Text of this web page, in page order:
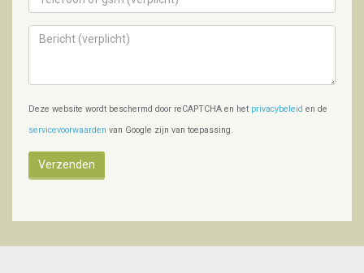
Deze website wordt beschermd door reCAPTCHA en het privacybeleid en de
servicevoorwaarden van Google zijn van toepassing.